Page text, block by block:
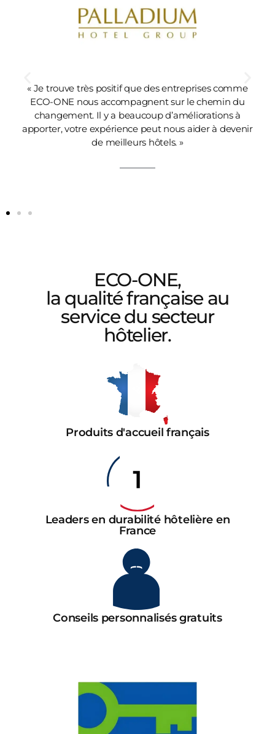
« Je trouve très positif que des entreprises comme
ECO-ONE nous accompagnent sur le chemin du
changement. Il y a beaucoup d’améliorations à
apporter, votre expérience peut nous aider à devenir
de meilleurs hôtels. »
ECO-ONE,
la qualité française au
service du secteur
hôtelier.
Produits d'accueil français
Leaders en durabilité hôtelière en
France
Conseils personnalisés gratuits